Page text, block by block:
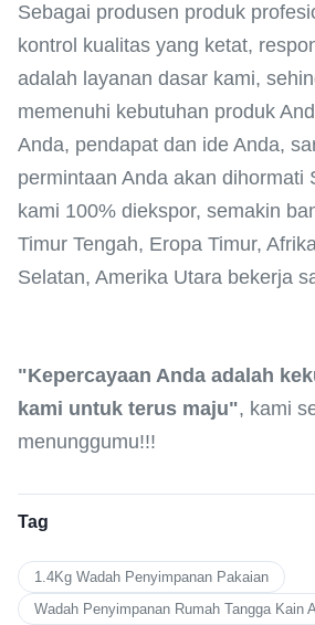
Sebagai produsen produk
kontrol kualitas yang ketat,
adalah layanan dasar kami,
memenuhi kebutuhan produk
Anda, pendapat dan ide Anda,
permintaan Anda akan dihormati
kami 100% diekspor, semakin
Timur Tengah, Eropa Timur,
Selatan, Amerika Utara bekerja
"Kepercayaan Anda adalah
kami untuk terus maju", kami
menunggumu!!!
Tag
1.4Kg Wadah Penyimpanan Pakaian
Wadah Penyimpanan Rumah Tangga Kain